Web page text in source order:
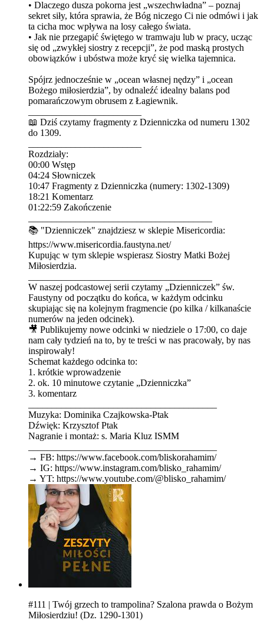
• Dlaczego dusza pokorna jest „wszechwładna” – poznaj
sekret siły, która sprawia, że Bóg niczego Ci nie odmówi i jak
ta cicha moc wpływa na losy całego świata.
• Jak nie przegapić świętego w tramwaju lub w pracy, ucząc
się od „zwykłej siostry z recepcji”, że pod maską prostych
obowiązków i ubóstwa może kryć się wielka tajemnica.
Spójrz jednocześnie w „ocean własnej nędzy” i „ocean
Bożego miłosierdzia”, by odnaleźć idealny balans pod
pomarańczowym obrusem z Łagiewnik.
📖 Dziś czytamy fragmenty z Dzienniczka od numeru 1302
do 1309.
Rozdziały:
00:00 Wstęp
04:24 Słowniczek
10:47 Fragmenty z Dzienniczka (numery: 1302-1309)
18:21 Komentarz
01:22:59 Zakończenie
📚 "Dzienniczek" znajdziesz w sklepie Misericordia:
⁠⁠⁠⁠⁠⁠⁠⁠⁠⁠⁠⁠⁠⁠⁠⁠⁠⁠⁠⁠⁠⁠⁠⁠⁠⁠⁠⁠⁠⁠⁠⁠⁠https://www.misericordia.faustyna.net/⁠⁠⁠⁠⁠⁠⁠⁠⁠⁠⁠⁠⁠⁠⁠⁠⁠⁠⁠⁠⁠⁠⁠⁠⁠⁠⁠⁠⁠⁠⁠⁠⁠
Kupując w tym sklepie wspierasz Siostry Matki Bożej
Miłosierdzia.
W naszej podcastowej serii czytamy „Dzienniczek” św.
Faustyny od początku do końca, w każdym odcinku
skupiając się na kolejnym fragmencie (po kilka / kilkanaście
numerów na jeden odcinek).
🎥 Publikujemy nowe odcinki w niedziele o ⁠⁠⁠⁠⁠⁠⁠⁠⁠⁠⁠⁠⁠⁠⁠⁠⁠⁠⁠⁠⁠⁠⁠⁠⁠⁠⁠⁠⁠⁠⁠⁠⁠⁠⁠⁠⁠⁠⁠⁠⁠⁠⁠⁠⁠⁠⁠⁠⁠⁠⁠⁠⁠⁠⁠⁠⁠⁠⁠⁠⁠⁠⁠17:00⁠⁠⁠⁠⁠⁠⁠⁠⁠⁠⁠⁠⁠⁠⁠⁠⁠⁠⁠⁠⁠⁠⁠⁠⁠⁠⁠⁠⁠⁠⁠⁠⁠⁠⁠⁠⁠⁠⁠⁠⁠⁠⁠⁠⁠⁠⁠⁠⁠⁠⁠⁠⁠⁠⁠⁠⁠⁠⁠⁠⁠⁠⁠, co daje
nam cały tydzień na to, by te treści w nas pracowały, by nas
inspirowały!
Schemat każdego odcinka to:
1. krótkie wprowadzenie
2. ok. 10 minutowe czytanie „Dzienniczka”
3. komentarz
Muzyka: Dominika Czajkowska-Ptak
Dźwięk: Krzysztof Ptak
Nagranie i montaż: s. Maria Kluz ISMM
→ FB: ⁠⁠⁠⁠⁠⁠⁠⁠⁠⁠⁠⁠⁠⁠⁠⁠⁠⁠⁠⁠⁠⁠⁠⁠⁠⁠⁠⁠⁠⁠⁠⁠⁠https://www.facebook.com/bliskorahamim/⁠⁠⁠⁠⁠⁠⁠⁠⁠⁠⁠⁠⁠⁠⁠⁠⁠⁠⁠⁠⁠⁠⁠⁠⁠⁠⁠⁠⁠⁠⁠⁠⁠
→ IG: ⁠⁠⁠⁠⁠⁠⁠⁠⁠⁠⁠⁠⁠⁠⁠⁠⁠⁠⁠⁠⁠⁠⁠⁠⁠⁠⁠⁠⁠⁠⁠⁠⁠https://www.instagram.com/blisko_rahamim/⁠⁠⁠⁠⁠⁠⁠⁠⁠⁠⁠⁠⁠⁠⁠⁠⁠⁠⁠⁠⁠⁠⁠⁠⁠⁠⁠⁠⁠⁠⁠⁠⁠
→ YT: ⁠⁠⁠⁠⁠⁠⁠⁠⁠⁠⁠⁠⁠⁠⁠⁠⁠⁠⁠⁠⁠⁠⁠⁠⁠⁠⁠⁠⁠⁠⁠⁠⁠https://www.youtube.com/@blisko_rahamim/
#111 | Twój grzech to trampolina? Szalona prawda o Bożym
Miłosierdziu! (Dz. 1290-1301)